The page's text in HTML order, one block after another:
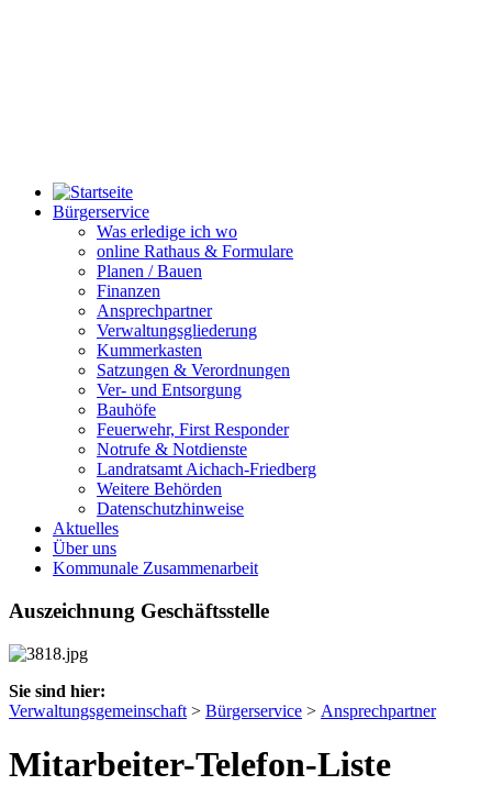
Bürgerservice
Was erledige ich wo
online Rathaus & Formulare
Planen / Bauen
Finanzen
Ansprechpartner
Verwaltungsgliederung
Kummerkasten
Satzungen & Verordnungen
Ver- und Entsorgung
Bauhöfe
Feuerwehr, First Responder
Notrufe & Notdienste
Landratsamt Aichach-Friedberg
Weitere Behörden
Datenschutzhinweise
Aktuelles
Über uns
Kommunale Zusammenarbeit
Auszeichnung Geschäftsstelle
Sie sind hier:
Verwaltungsgemeinschaft > Bürgerservice > Ansprechpartner
Mitarbeiter-Telefon-Liste